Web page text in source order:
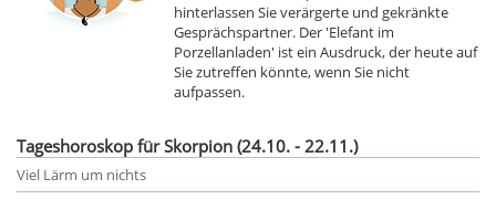
hinterlassen Sie verärgerte und gekränkte
Gesprächspartner. Der 'Elefant im
Porzellanladen' ist ein Ausdruck, der heute auf
Sie zutreffen könnte, wenn Sie nicht
aufpassen.
Tageshoroskop für Skorpion (24.10. - 22.11.)
Viel Lärm um nichts